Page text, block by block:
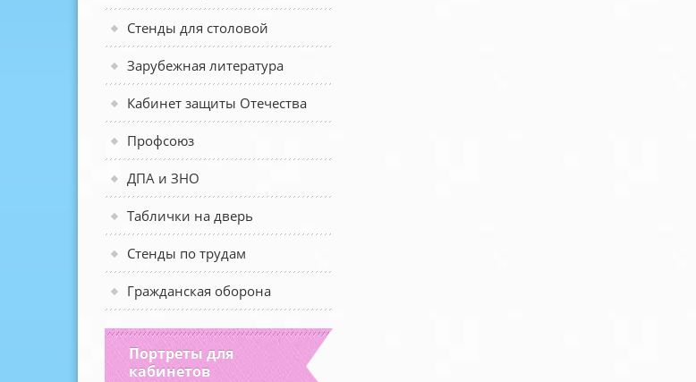
Стенды для столовой
Зарубежная литература
Кабинет защиты Отечества
Профсоюз
ДПА и ЗНО
Таблички на дверь
Стенды по трудам
Гражданская оборона
Портреты для
кабинетов